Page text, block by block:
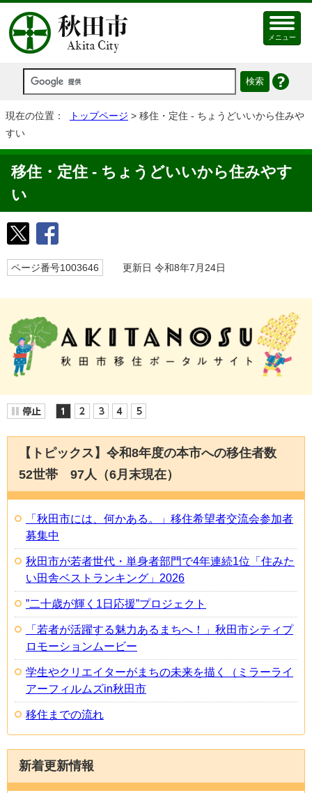
メニュー
現在の位置： トップページ > 移住・定住 - ちょうどいいから住みや
すい
移住・定住 - ちょうどいいから住みやす
い
ページ番号1003646 更新日 令和8年7月24日
【トピックス】令和8年度の本市への移住者数
52世帯 97人（6月末現在）
「秋田市には、何かある。」移住希望者交流会参加者
募集中
秋田市が若者世代・単身者部門で4年連続1位「住みた
い田舎ベストランキング」2026
”二十歳が輝く1日応援”プロジェクト
「若者が活躍する魅力あるまちへ！」秋田市シティプ
ロモーションムービー
学生やクリエイターがまちの未来を描く（ミラーライ
アーフィルムズin秋田市
移住までの流れ
新着更新情報